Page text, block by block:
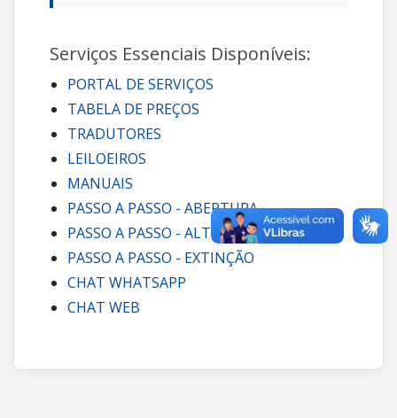
Serviços Essenciais Disponíveis:
PORTAL DE SERVIÇOS
TABELA DE PREÇOS
TRADUTORES
LEILOEIROS
MANUAIS
PASSO A PASSO - ABERTURA
PASSO A PASSO - ALTERAÇÃO
PASSO A PASSO - EXTINÇÃO
CHAT WHATSAPP
CHAT WEB